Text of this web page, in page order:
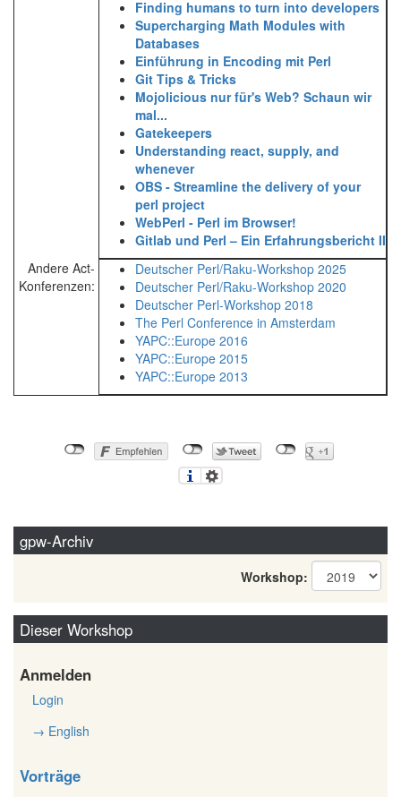
‎Finding humans to turn into developers‎
‎Supercharging Math Modules with
Databases‎
‎Einführung in Encoding mit Perl‎
‎Git Tips & Tricks‎
‎Mojolicious nur für's Web? Schaun wir
mal...‎
‎Gatekeepers‎
‎Understanding react, supply, and
whenever‎
‎OBS - Streamline the delivery of your
perl project‎
‎WebPerl - Perl im Browser!‎
‎Gitlab und Perl – Ein Erfahrungsbericht II‎
Andere Act-
Konferenzen:
Deutscher Perl/Raku-Workshop 2025
Deutscher Perl/Raku-Workshop 2020
Deutscher Perl-Workshop 2018
The Perl Conference in Amsterdam
YAPC::Europe 2016
YAPC::Europe 2015
YAPC::Europe 2013
gpw-Archiv
Workshop:
Dieser Workshop
Anmelden
Login
→ English
Vorträge